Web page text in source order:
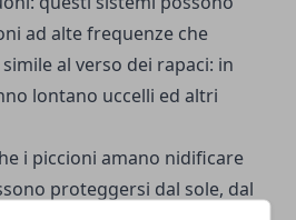
ad alte frequenze che
al verso dei rapaci: in
lontano uccelli ed altri
i piccioni amano nidificare
proteggersi dal sole, dal